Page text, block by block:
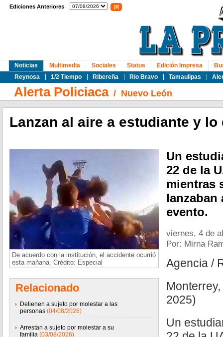
Ediciones Anteriores
Noticias
Reynosa
1/2 Tiempo Ribereña Rio Bravo Tamaulipas
Multimedia Sociales Status Edición Impresa
Alerta Policiaca/ Nuevo León
Lanzan al aire a estudiante y lo
De acuerdo con la institución, el accidente ocurrió
esta mañana. Crédito: Especial
Relacionado
Detienen a sujeto por molestar a las
personas (04/08/2026)
Arrestan a sujeto por molestar a su
familia (03/08/2026)
Un
22 de la
mientras
lanzaban
evento.
viernes, 4 de
Por: Mirna
Agencia /
2025)
Un